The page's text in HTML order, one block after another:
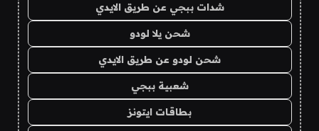
شدات ببجي عن طريق الايدي
شحن يلا لودو
شحن لودو عن طريق الايدي
شعبية ببجي
بطاقات ايتونز